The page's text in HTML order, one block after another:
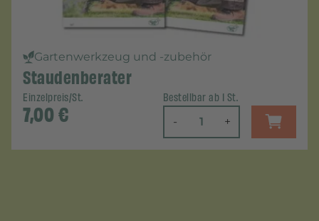
Gartenwerkzeug und -zubehör
Staudenberater
Einzelpreis/St.
7,00€
Bestellbar ab 1 St.
- +